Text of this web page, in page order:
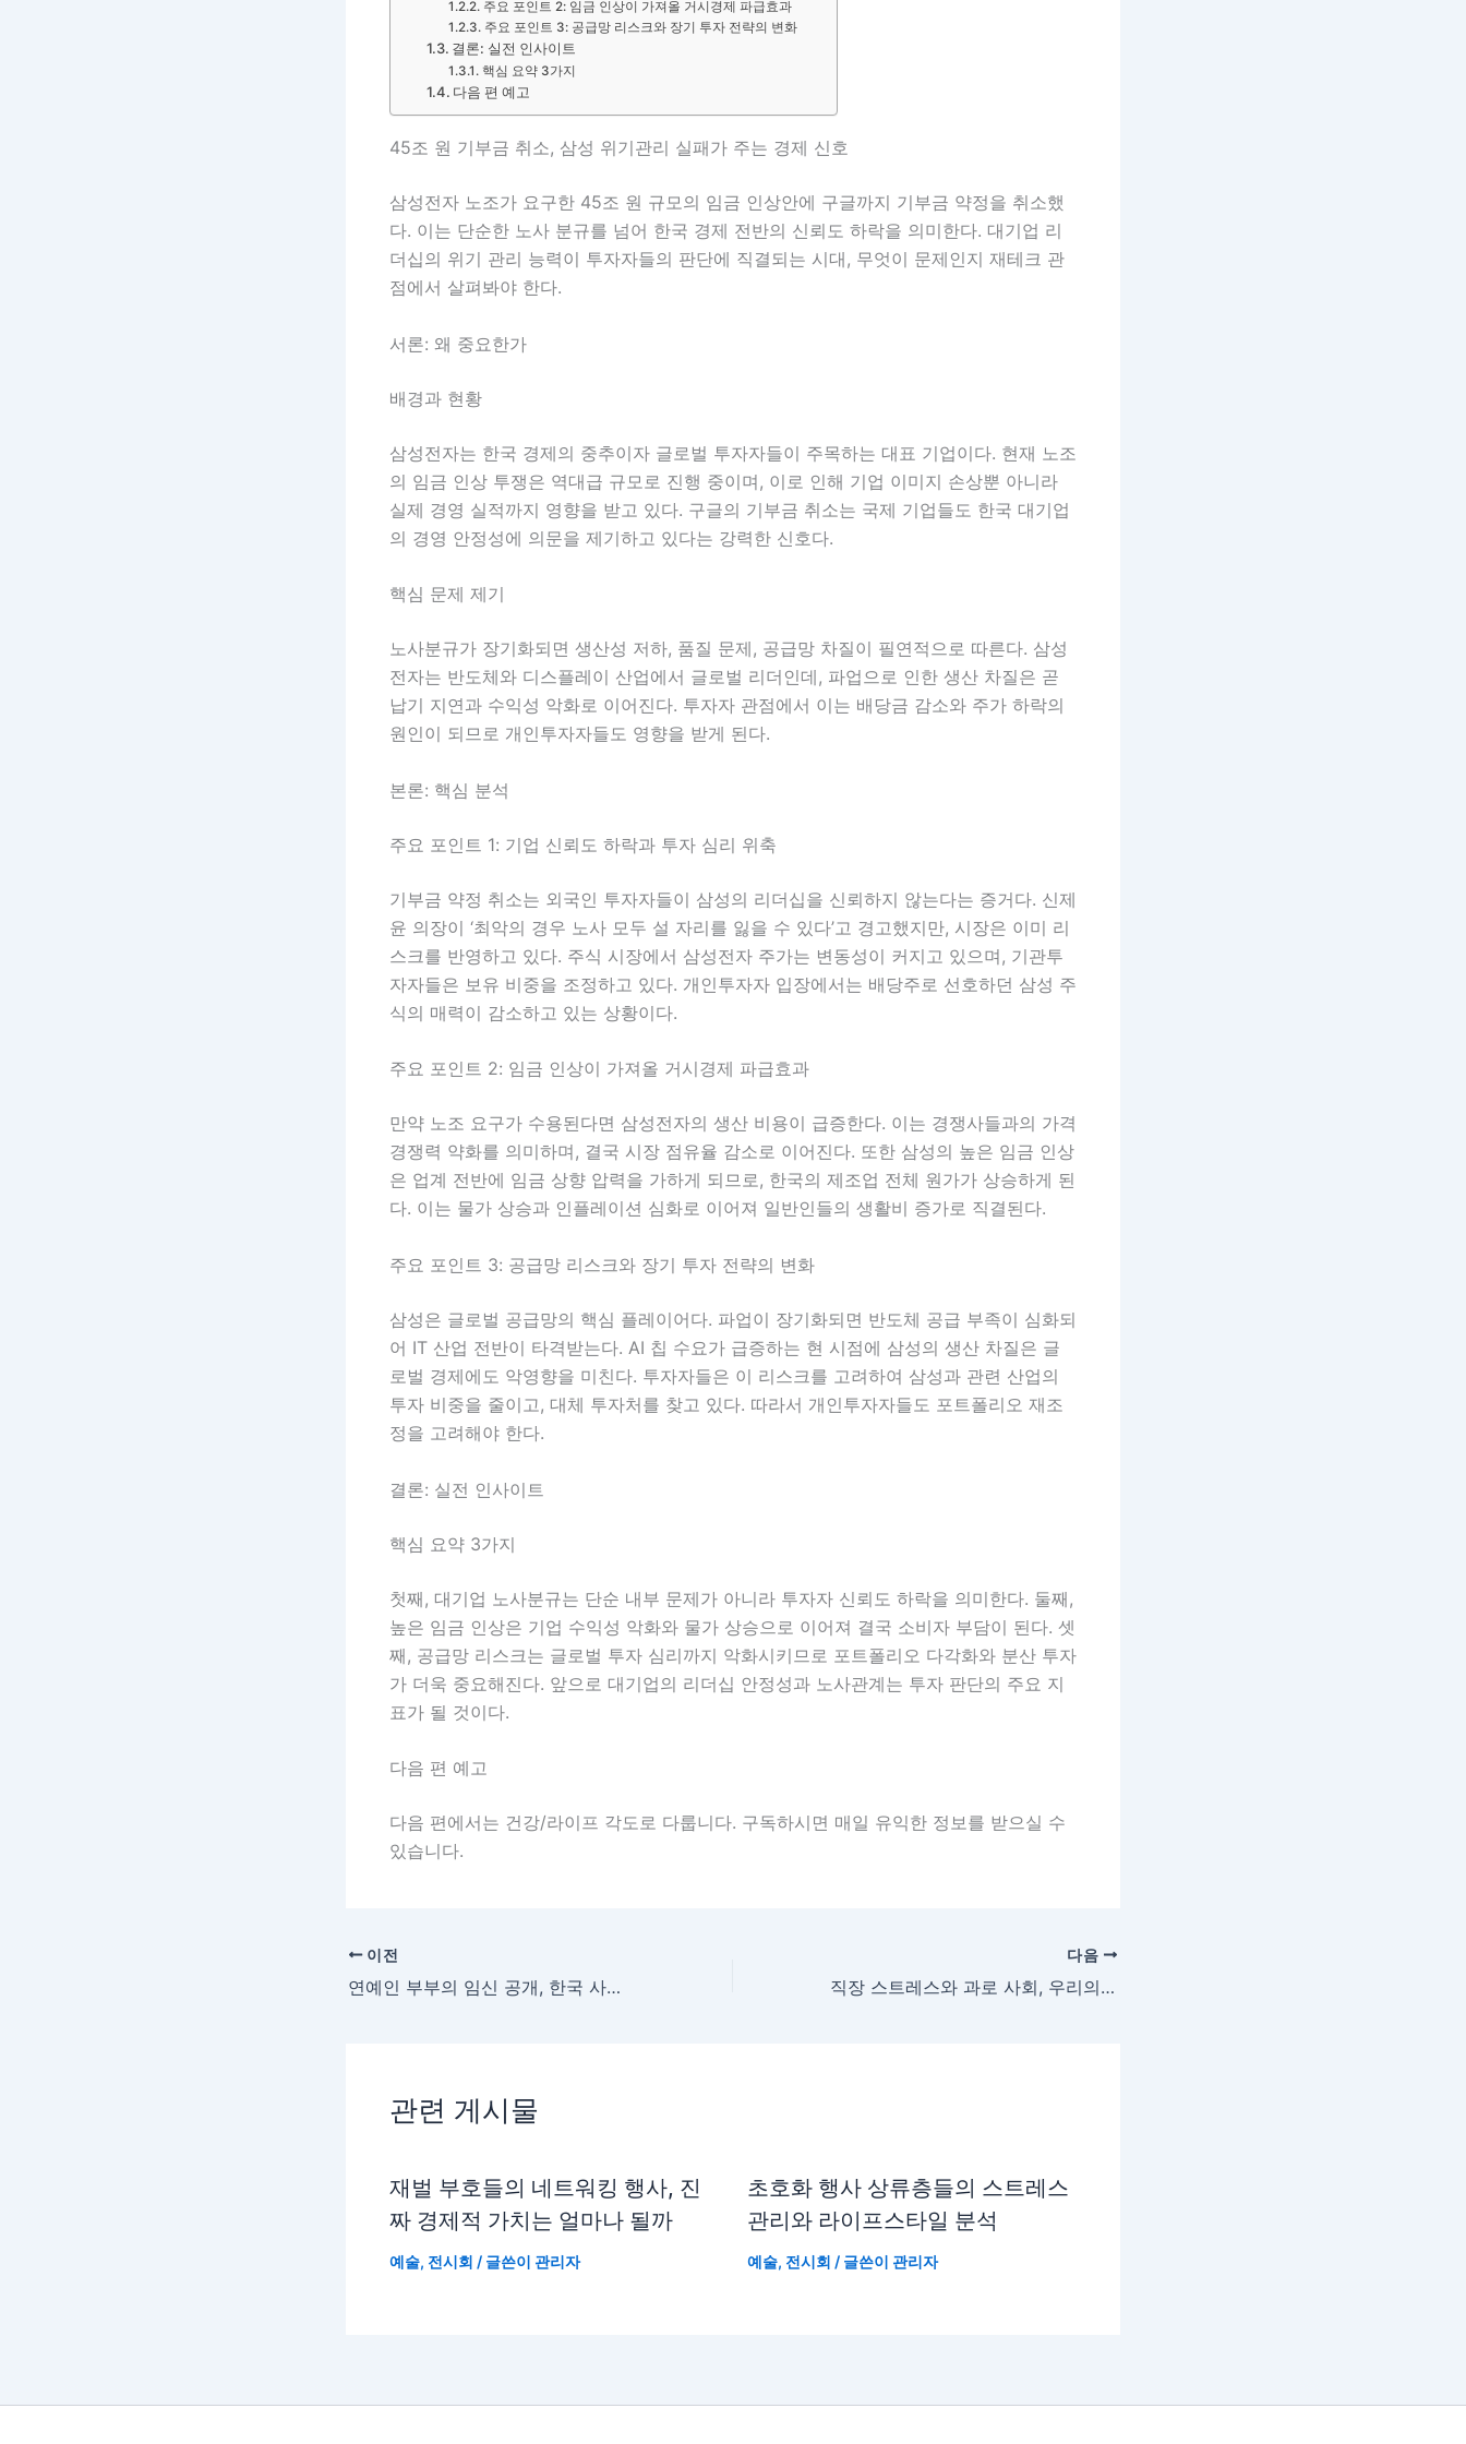
주요 포인트 2: 임금 인상이 가져올 거시경제 파급효과
주요 포인트 3: 공급망 리스크와 장기 투자 전략의 변화
결론: 실전 인사이트
핵심 요약 3가지
다음 편 예고
45조 원 기부금 취소, 삼성 위기관리 실패가 주는 경제 신호
삼성전자 노조가 요구한 45조 원 규모의 임금 인상안에 구글까지 기부금 약정을 취소했
다. 이는 단순한 노사 분규를 넘어 한국 경제 전반의 신뢰도 하락을 의미한다. 대기업 리
더십의 위기 관리 능력이 투자자들의 판단에 직결되는 시대, 무엇이 문제인지 재테크 관
점에서 살펴봐야 한다.
서론: 왜 중요한가
배경과 현황
삼성전자는 한국 경제의 중추이자 글로벌 투자자들이 주목하는 대표 기업이다. 현재 노조
의 임금 인상 투쟁은 역대급 규모로 진행 중이며, 이로 인해 기업 이미지 손상뿐 아니라
실제 경영 실적까지 영향을 받고 있다. 구글의 기부금 취소는 국제 기업들도 한국 대기업
의 경영 안정성에 의문을 제기하고 있다는 강력한 신호다.
핵심 문제 제기
노사분규가 장기화되면 생산성 저하, 품질 문제, 공급망 차질이 필연적으로 따른다. 삼성
전자는 반도체와 디스플레이 산업에서 글로벌 리더인데, 파업으로 인한 생산 차질은 곧
납기 지연과 수익성 악화로 이어진다. 투자자 관점에서 이는 배당금 감소와 주가 하락의
원인이 되므로 개인투자자들도 영향을 받게 된다.
본론: 핵심 분석
주요 포인트 1: 기업 신뢰도 하락과 투자 심리 위축
기부금 약정 취소는 외국인 투자자들이 삼성의 리더십을 신뢰하지 않는다는 증거다. 신제
윤 의장이 ‘최악의 경우 노사 모두 설 자리를 잃을 수 있다’고 경고했지만, 시장은 이미 리
스크를 반영하고 있다. 주식 시장에서 삼성전자 주가는 변동성이 커지고 있으며, 기관투
자자들은 보유 비중을 조정하고 있다. 개인투자자 입장에서는 배당주로 선호하던 삼성 주
식의 매력이 감소하고 있는 상황이다.
주요 포인트 2: 임금 인상이 가져올 거시경제 파급효과
만약 노조 요구가 수용된다면 삼성전자의 생산 비용이 급증한다. 이는 경쟁사들과의 가격
경쟁력 약화를 의미하며, 결국 시장 점유율 감소로 이어진다. 또한 삼성의 높은 임금 인상
은 업계 전반에 임금 상향 압력을 가하게 되므로, 한국의 제조업 전체 원가가 상승하게 된
다. 이는 물가 상승과 인플레이션 심화로 이어져 일반인들의 생활비 증가로 직결된다.
주요 포인트 3: 공급망 리스크와 장기 투자 전략의 변화
삼성은 글로벌 공급망의 핵심 플레이어다. 파업이 장기화되면 반도체 공급 부족이 심화되
어 IT 산업 전반이 타격받는다. AI 칩 수요가 급증하는 현 시점에 삼성의 생산 차질은 글
로벌 경제에도 악영향을 미친다. 투자자들은 이 리스크를 고려하여 삼성과 관련 산업의
투자 비중을 줄이고, 대체 투자처를 찾고 있다. 따라서 개인투자자들도 포트폴리오 재조
정을 고려해야 한다.
결론: 실전 인사이트
핵심 요약 3가지
첫째, 대기업 노사분규는 단순 내부 문제가 아니라 투자자 신뢰도 하락을 의미한다. 둘째,
높은 임금 인상은 기업 수익성 악화와 물가 상승으로 이어져 결국 소비자 부담이 된다. 셋
째, 공급망 리스크는 글로벌 투자 심리까지 악화시키므로 포트폴리오 다각화와 분산 투자
가 더욱 중요해진다. 앞으로 대기업의 리더십 안정성과 노사관계는 투자 판단의 주요 지
표가 될 것이다.
다음 편 예고
다음 편에서는 건강/라이프 각도로 다룹니다. 구독하시면 매일 유익한 정보를 받으실 수
있습니다.
이전
연예인 부부의 임신 공개, 한국 사회의 출산 문화를 바꾸는가
다음
직장 스트레스와 과로 사회, 우리의 건강을 지키는 방법
관련 게시물
재벌 부호들의 네트워킹 행사, 진
짜 경제적 가치는 얼마나 될까
예술, 전시회 / 글쓴이 관리자
초호화 행사 상류층들의 스트레스
관리와 라이프스타일 분석
예술, 전시회 / 글쓴이 관리자